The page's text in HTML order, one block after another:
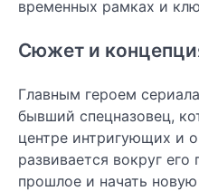
временных рамках и
Сюжет и
Главным героем
бывший спецназовец,
центре интригующих и
развивается вокруг
прошлое и начать